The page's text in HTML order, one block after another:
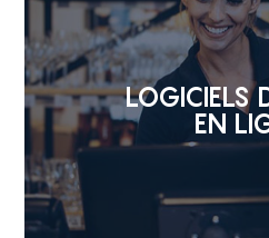
LOGICIELS
EN